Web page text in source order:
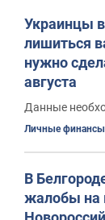
Украинцы
лишиться
нужно
августа
Данные
Личные финансы
В
жалобы на